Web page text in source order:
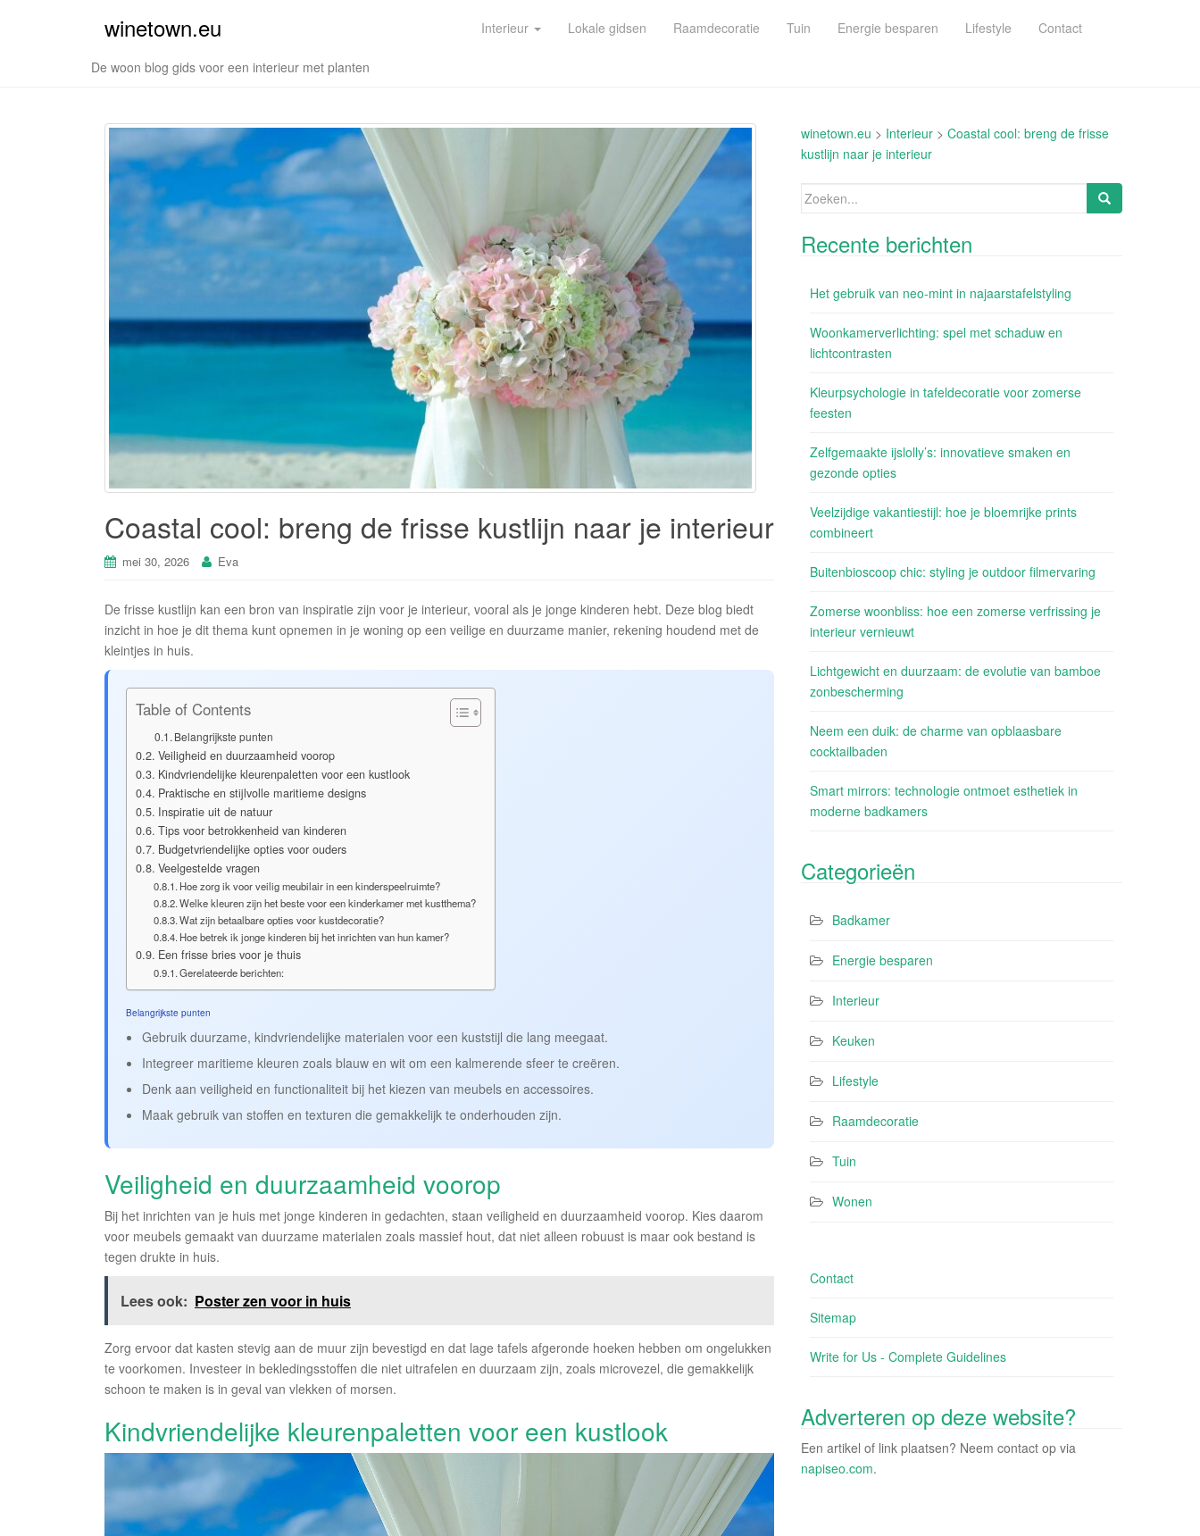
winetown.eu
De woon blog gids voor een interieur met planten
Interieur Lokale gidsen Raamdecoratie Tuin Energie besparen Lifestyle Contact
Coastal cool: breng de frisse kustlijn naar je interieur
mei 30, 2026 Eva
De frisse kustlijn kan een bron van inspiratie zijn voor je interieur, vooral als je jonge kinderen hebt. Deze blog biedt
inzicht in hoe je dit thema kunt opnemen in je woning op een veilige en duurzame manier, rekening houdend met de
kleintjes in huis.
Table of Contents
Belangrijkste punten
Veiligheid en duurzaamheid voorop
Kindvriendelijke kleurenpaletten voor een kustlook
Praktische en stijlvolle maritieme designs
Inspiratie uit de natuur
Tips voor betrokkenheid van kinderen
Budgetvriendelijke opties voor ouders
Veelgestelde vragen
Hoe zorg ik voor veilig meubilair in een kinderspeelruimte?
Welke kleuren zijn het beste voor een kinderkamer met kustthema?
Wat zijn betaalbare opties voor kustdecoratie?
Hoe betrek ik jonge kinderen bij het inrichten van hun kamer?
Een frisse bries voor je thuis
Gerelateerde berichten:
Belangrijkste punten
Gebruik duurzame, kindvriendelijke materialen voor een kuststijl die lang meegaat.
Integreer maritieme kleuren zoals blauw en wit om een kalmerende sfeer te creëren.
Denk aan veiligheid en functionaliteit bij het kiezen van meubels en accessoires.
Maak gebruik van stoffen en texturen die gemakkelijk te onderhouden zijn.
Veiligheid en duurzaamheid voorop
Bij het inrichten van je huis met jonge kinderen in gedachten, staan veiligheid en duurzaamheid voorop. Kies daarom
voor meubels gemaakt van duurzame materialen zoals massief hout, dat niet alleen robuust is maar ook bestand is
tegen drukte in huis.
Lees ook: Poster zen voor in huis
Zorg ervoor dat kasten stevig aan de muur zijn bevestigd en dat lage tafels afgeronde hoeken hebben om ongelukken
te voorkomen. Investeer in bekledingsstoffen die niet uitrafelen en duurzaam zijn, zoals microvezel, die gemakkelijk
schoon te maken is in geval van vlekken of morsen.
Kindvriendelijke kleurenpaletten voor een kustlook
winetown.eu > Interieur > Coastal cool: breng de frisse
kustlijn naar je interieur
Zoeken
Recente berichten
Het gebruik van neo-mint in najaarstafelstyling
Woonkamerverlichting: spel met schaduw en
lichtcontrasten
Kleurpsychologie in tafeldecoratie voor zomerse
feesten
Zelfgemaakte ijslolly’s: innovatieve smaken en
gezonde opties
Veelzijdige vakantiestijl: hoe je bloemrijke prints
combineert
Buitenbioscoop chic: styling je outdoor filmervaring
Zomerse woonbliss: hoe een zomerse verfrissing je
interieur vernieuwt
Lichtgewicht en duurzaam: de evolutie van bamboe
zonbescherming
Neem een duik: de charme van opblaasbare
cocktailbaden
Smart mirrors: technologie ontmoet esthetiek in
moderne badkamers
Categorieën
Badkamer
Energie besparen
Interieur
Keuken
Lifestyle
Raamdecoratie
Tuin
Wonen
Contact
Sitemap
Write for Us - Complete Guidelines
Adverteren op deze website?
Een artikel of link plaatsen? Neem contact op via
napiseo.com.